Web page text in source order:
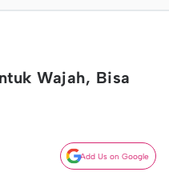
Wajah, Bisa
Add Us on Google